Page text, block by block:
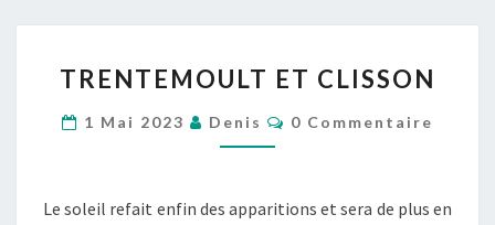
ET
CLISSON
TRENTEMOULT ET CLISSON
1 Mai 2023 Denis Commentaires
0 Commentaire
Le soleil refait enfin des apparitions et sera de plus en